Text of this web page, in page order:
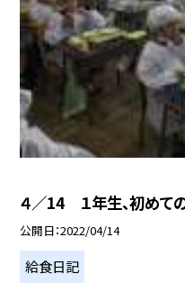
４／14 １年生、初めて
公開日 2022/04/14
給食日記